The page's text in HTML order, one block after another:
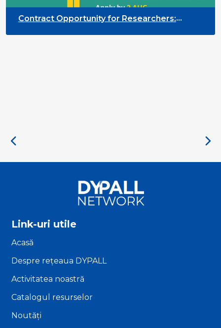
Contract Opportunity for Researchers:
Priority
Link-uri utile
Acasă
Despre rețeaua DYPALL
Activitatea noastră
Catalogul resurselor
Noutăți